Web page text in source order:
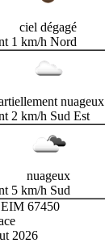
ciel dégagé
1 km/h Nord
nuageux
2 km/h Sud Est
nuageux
5 km/h Sud
67450
2026